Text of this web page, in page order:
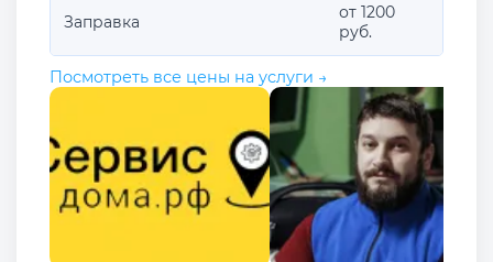
Заправка
от 1200
руб.
Посмотреть все цены на услуги →